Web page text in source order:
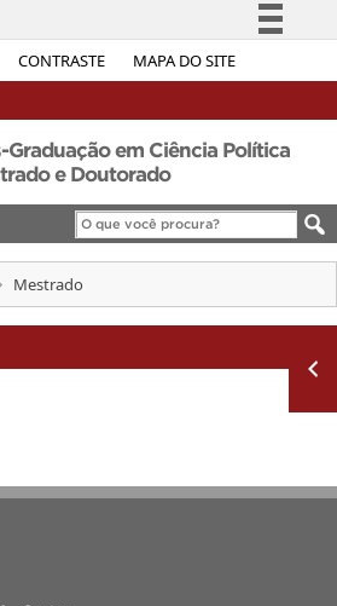
CONTRASTE MAPA DO SITE
Simplifique!
Acesso à informação
Legislação
Canais
Graduação em Ciência Política
e Doutorado
Mestrado